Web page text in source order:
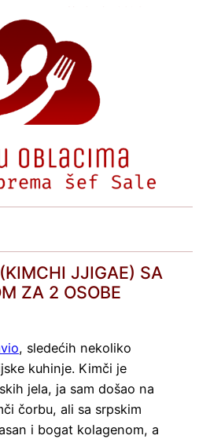
JJIGAE) SA
ZA 2 OSOBE
, sledećih nekoliko
kuhinje. Kimči je
jela, ja sam došao na
čorbu, ali sa srpskim
i bogat kolagenom, a